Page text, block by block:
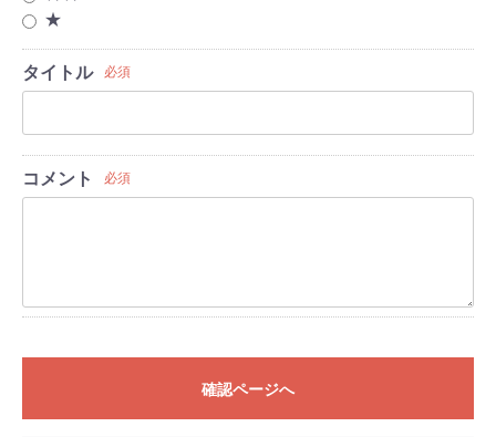
★
タイトル 必須
コメント 必須
確認ページへ